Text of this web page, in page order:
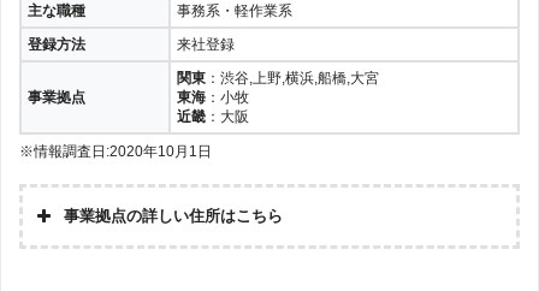
主な職種
事務系・軽作業系
登録方法
来社登録
事業拠点
関東 ：渋谷,上野,横浜,船橋,大宮
東海 ：小牧
近畿 ：大阪
※情報調査日:2020年10月1日
事業拠点の詳しい住所はこちら
渋谷営業所
東京都渋谷区神南1-9-2 大畠ビル5F